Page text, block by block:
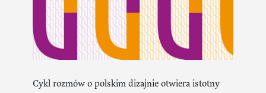
Cykl rozmów o polskim dizajnie otwiera istotny